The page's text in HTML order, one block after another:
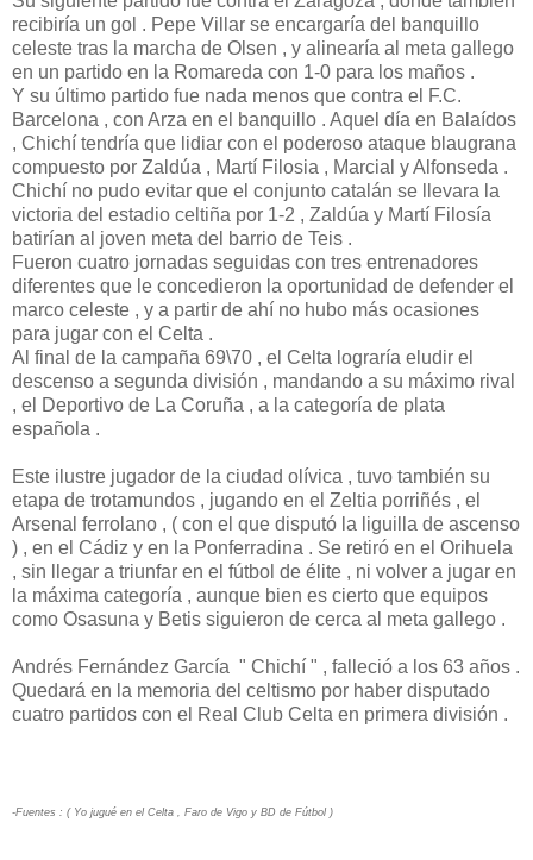
recibiría un gol . Pepe Villar se encargaría del banquillo
celeste tras la marcha de Olsen , y alinearía al meta gallego
en un partido en la Romareda con 1-0 para los maños .
Y su último partido fue nada menos que contra el F.C.
Barcelona , con Arza en el banquillo . Aquel día en Balaídos
, Chichí tendría que lidiar con el poderoso ataque blaugrana
compuesto por Zaldúa , Martí Filosia , Marcial y Alfonseda .
Chichí no pudo evitar que el conjunto catalán se llevara la
victoria del estadio celtiña por 1-2 , Zaldúa y Martí Filosía
batirían al joven meta del barrio de Teis .
Fueron cuatro jornadas seguidas con tres entrenadores
diferentes que le concedieron la oportunidad de defender el
marco celeste , y a partir de ahí no hubo más ocasiones
para jugar con el Celta .
Al final de la campaña 69\70 , el Celta lograría eludir el
descenso a segunda división , mandando a su máximo rival
, el Deportivo de La Coruña , a la categoría de plata
española .
Este ilustre jugador de la ciudad olívica , tuvo también su
etapa de trotamundos , jugando en el Zeltia porriñés , el
Arsenal ferrolano , ( con el que disputó la liguilla de ascenso
) , en el Cádiz y en la Ponferradina . Se retiró en el Orihuela
, sin llegar a triunfar en el fútbol de élite , ni volver a jugar en
la máxima categoría , aunque bien es cierto que equipos
como Osasuna y Betis siguieron de cerca al meta gallego .
Andrés Fernández García " Chichí " , falleció a los 63 años .
Quedará en la memoria del celtismo por haber disputado
cuatro partidos con el Real Club Celta en primera división .
-Fuentes : ( Yo jugué en el Celta , Faro de Vigo y BD de Fútbol )